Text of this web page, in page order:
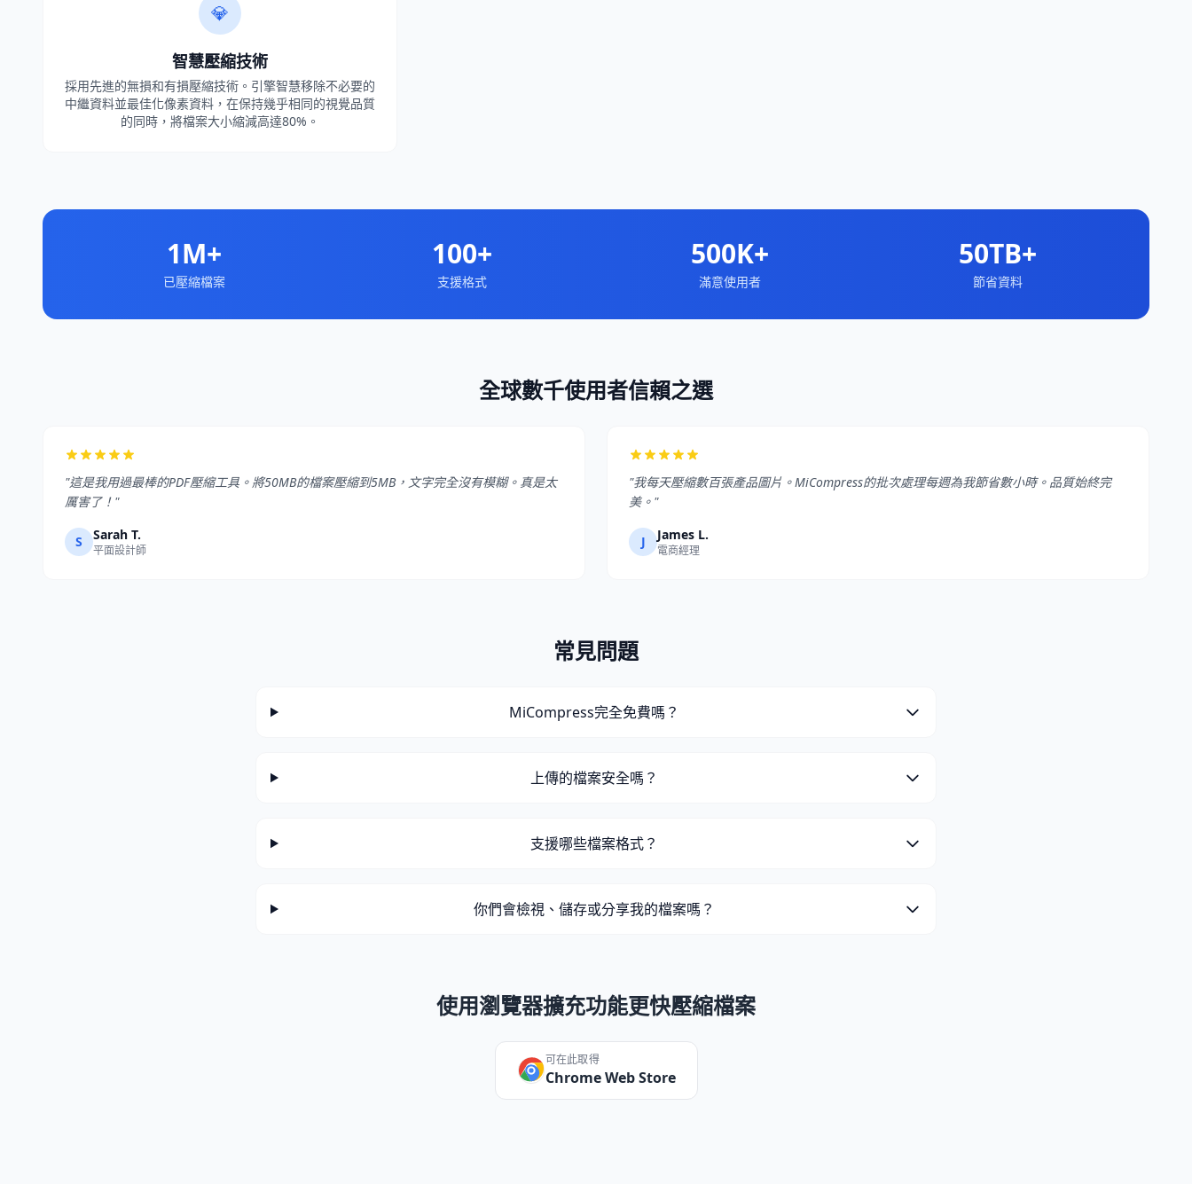
💎
智慧壓縮技術
採用先進的無損和有損壓縮技術。引擎智慧移除不必要的
中繼資料並最佳化像素資料，在保持幾乎相同的視覺品質
的同時，將檔案大小縮減高達80%。
1M+
已壓縮檔案
100+
支援格式
500K+
滿意使用者
50TB+
節省資料
全球數千使用者信賴之選
"這是我用過最棒的PDF壓縮工具。將50MB的檔案壓縮到5MB，文字完全沒有模糊。真是太
厲害了！"
S Sarah T.
平面設計師
"我每天壓縮數百張產品圖片。MiCompress的批次處理每週為我節省數小時。品質始終完
美。"
J James L.
電商經理
常見問題
MiCompress完全免費嗎？
上傳的檔案安全嗎？
支援哪些檔案格式？
你們會檢視、儲存或分享我的檔案嗎？
使用瀏覽器擴充功能更快壓縮檔案
可在此取得
Chrome Web Store